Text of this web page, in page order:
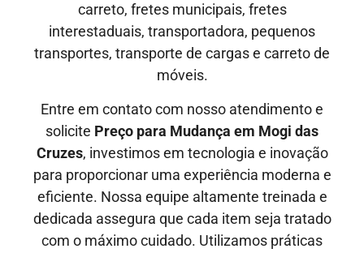
carreto, fretes municipais, fretes
interestaduais, transportadora, pequenos
transportes, transporte de cargas e carreto de
móveis.
Entre em contato com nosso atendimento e
solicite Preço para Mudança em Mogi das
Cruzes, investimos em tecnologia e inovação
para proporcionar uma experiência moderna e
eficiente. Nossa equipe altamente treinada e
dedicada assegura que cada item seja tratado
com o máximo cuidado. Utilizamos práticas